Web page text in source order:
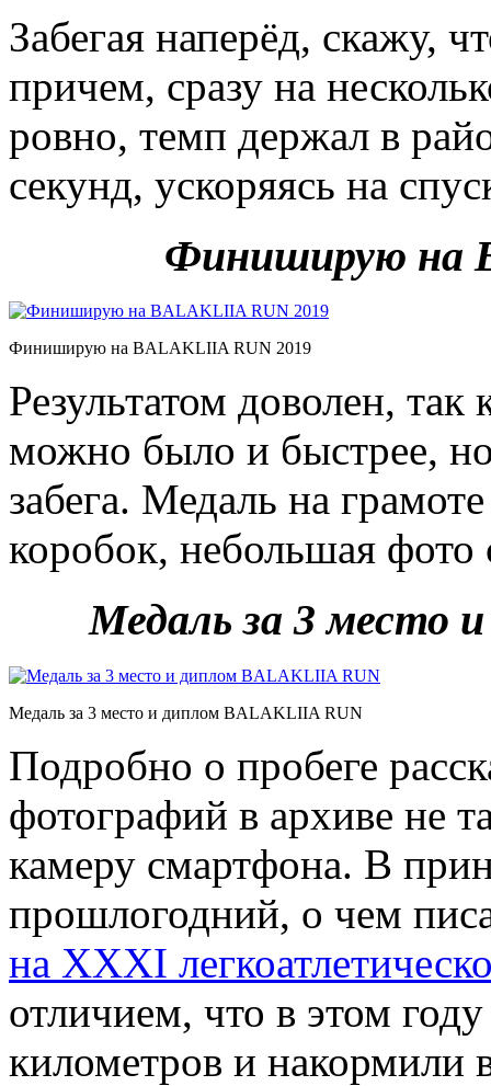
Забегая наперёд, скажу,
причем, сразу на
ровно, темп держал в
секунд, ускоряясь на
Финиширую на
Финиширую на BALAKLIIA RUN 2019
Результатом доволен, так
можно было и быстрее,
забега. Медаль на
коробок, небольшая фото
Медаль за 3 место
Медаль за 3 место и диплом BALAKLIIA RUN
Подробно о пробеге
фотографий в архиве не
камеру смартфона. В
прошлогодний, о чем
на ХХХІ
отличием, что в этом
километров и накормили